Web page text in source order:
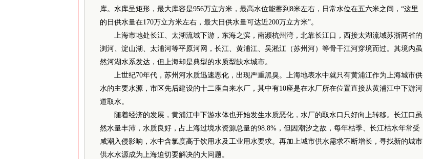
库。水库呈矩形，最大库容是956万立方米，最高水位能蓄到8米左右，日常水位在五六米之间，“这里
的日供水量在170万立方米左右，最大日供水量可达近200万立方米”。
上海市地处长江、太湖流域下游，东海之滨，南濒杭州湾，北靠长江口，西接太湖流域苏浙两省的
浏河、淀山湖、太浦河等平原河网，长江、黄浦江、吴淞江（苏州河）等骨干江河穿境而过。其境内虽
然河湖水系发达，但上海却是典型的水质型缺水城市。
上世纪70年代，苏州河水质迅速恶化，出现严重黑臭。上海地表水中就只有黄浦江作为上海城市供
水的主要水源，市区先后建设的十二座自来水厂，其中有10座是在水厂所在位置直接从黄浦江中下游河
道取水。
随着经济的发展，黄浦江中下游水体也开始发生水质恶化，水厂的取水口只好向上转移。长江口虽
然水量丰沛，水质良好，占上海过境水资源总量的98.8%，但因潮汐之故，每年枯季、长江枯水年常受
咸潮入侵影响，水中含氯度高于饮用水及工业用水要求。再加上城市供水需求不断增长，寻找新的城市
供水水源成为上海迫切要解决的大问题。